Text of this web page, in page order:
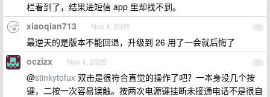
栏看到了，结果进短信 app 里却找不到。
72
xiaoqian713 Nov 4, 2025
最逆天的是版本不能回退，升级到 26 用了一会就后悔了
73
oczizx Nov 4, 2025
@stinkytofux 双击是很符合直觉的操作了吧？一本身没几个按
键，二按一次容易误触。按两次电源键挂断未接通电话不是很自